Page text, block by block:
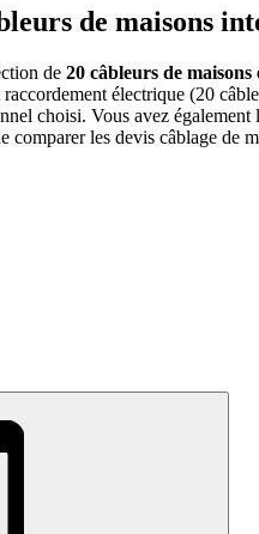
de maisons
de 20 câbleurs de
électrique (20
choisi. Vous avez
comparer les devis câblage de